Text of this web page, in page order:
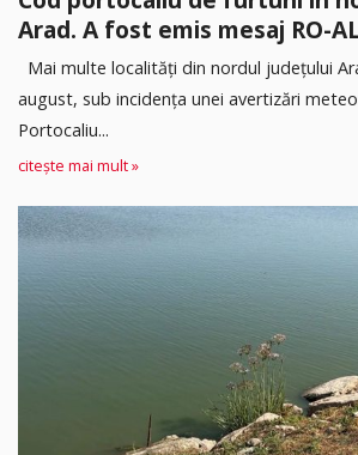
Arad. A fost emis mesaj RO-
Mai multe localități din nordul județului
august, sub incidența unei avertizări
Portocaliu...
citește mai mult »